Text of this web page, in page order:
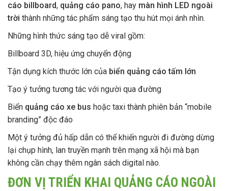
cáo billboard, quảng cáo pano, hay màn hình LED ngoài
trời thành những tác phẩm sáng tạo thu hút mọi ánh nhìn.
Những hình thức sáng tạo dễ viral gồm:
Billboard 3D, hiệu ứng chuyển động
Tận dụng kích thước lớn của biển quảng cáo tấm lớn
Tạo ý tưởng tương tác với người qua đường
Biển quảng cáo xe bus hoặc taxi thành phiên bản “mobile
branding” độc đáo
Một ý tưởng đủ hấp dẫn có thể khiến người đi đường dừng
lại chụp hình, lan truyền mạnh trên mạng xã hội mà bạn
không cần chạy thêm ngân sách digital nào.
ĐƠN VỊ TRIỂN KHAI QUẢNG CÁO NGOÀI